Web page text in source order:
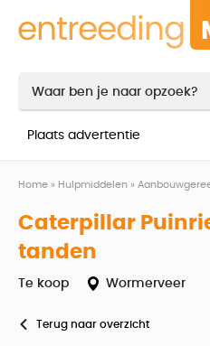
Plaats advertentie
Home » Hulpmiddelen »
Caterpillar
tanden
Te koop Wormerveer
Terug naar overzicht